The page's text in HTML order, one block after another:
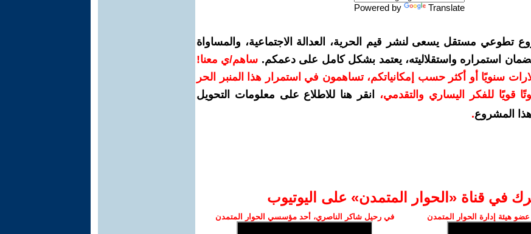
Powered by Translate
تطوعي مستقل يسعى لنشر قيم الحرية، العدالة الاجتماعية، والمساواة
استمراره واستقلاليته، يعتمد بشكل كامل على دعمكم. ساهم/ي معنا!
بمبلغ 10 دولارات سنويًا أو أكثر حسب إمكانياتكم، تساهمون في استمرار هذا المنبر الحر
قويًا للفكر اليساري والتقدمي،
انقر هنا للاطلاع على معلومات التحويل
المشروع.
في قناة ‫«الحوار المتمدن» على اليوتيوب
هيئة إدارة الحوار المتمدن في رحيل شاكر الناصري، أحد مؤسسي الحوار المتمدن